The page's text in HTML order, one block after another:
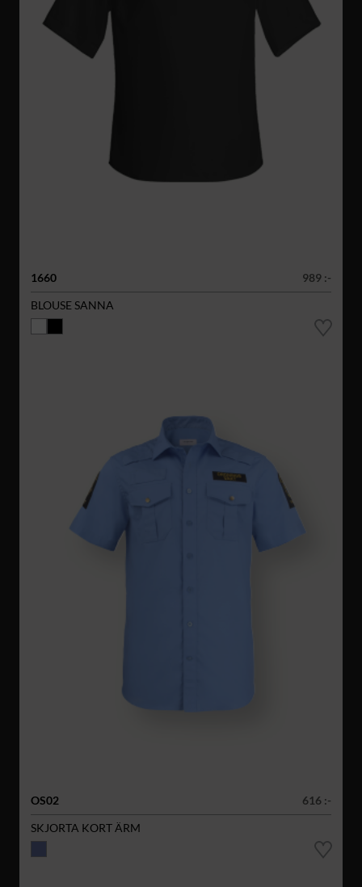
1660
989 :-
BLOUSE SANNA
OS02
616 :-
SKJORTA KORT ÄRM